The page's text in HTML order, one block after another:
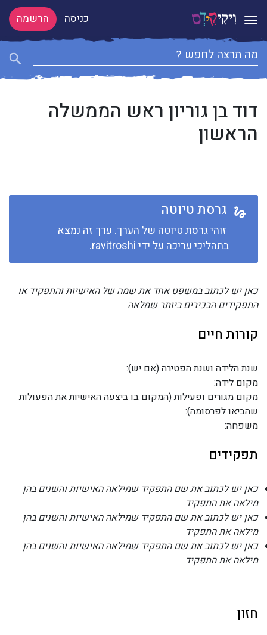
Toggle navigation כניסה הרשמה
דוד בן גוריון ראש הממשלה
הראשון
גרסת טיוטה
זוהי גרסת טיוטה של הערך. ערך זה נמצא
בתהליכי עריכה על ידי ravitroshi.
כאן יש לכתוב במשפט אחד את שמה של האישיות והתפקיד או
התפקידים הבכירים ביותר שמלאה
קורות חיים
שנת הלידה ושנת הפטירה (אם יש):
מקום לידה:
מקום מגורים ופעילות (המקום בו ביצעה האישיות את הפעולות
שהביאו לפרסומה):
משפחה:
תפקידים
כאן יש לכתוב את שם התפקיד שמילאה האישיות והשנים בהן
מילאה את התפקיד
כאן יש לכתוב את שם התפקיד שמילאה האישיות והשנים בהן
מילאה את התפקיד
כאן יש לכתוב את שם התפקיד שמילאה האישיות והשנים בהן
מילאה את התפקיד
חזון